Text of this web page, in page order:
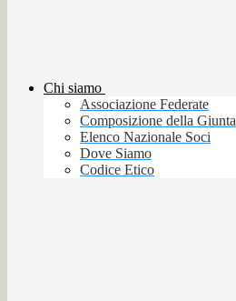
Chi siamo
Associazione Federate
Composizione della Giunta
Elenco Nazionale Soci
Dove Siamo
Codice Etico